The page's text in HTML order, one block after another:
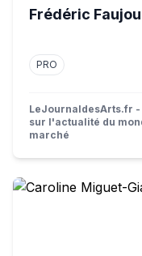
Frédéric
PRO
LeJournaldesArts.fr -
sur l'actualité du
marché
Caroline Miguet-